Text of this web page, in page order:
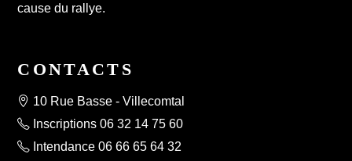
cause du rallye.
CONTACTS
10 Rue Basse - Villecomtal
Inscriptions 06 32 14 75 60
Intendance 06 66 65 64 32